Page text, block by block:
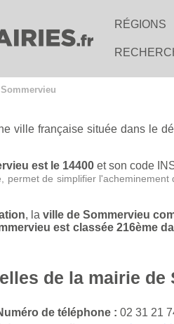
RÉGIONS
ville française située dans le
est le 14400 et son code
permet de simplifier
, la ville de Sommervieu
est classée 216ème
de la mairie de
de téléphone : 02 31 21